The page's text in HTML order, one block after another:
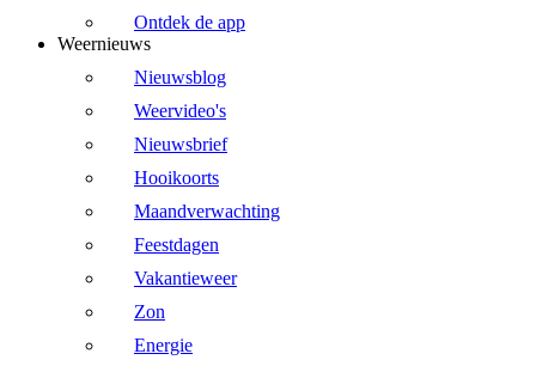
Ontdek de app
Weernieuws
Nieuwsblog
Weervideo's
Nieuwsbrief
Hooikoorts
Maandverwachting
Feestdagen
Vakantieweer
Zon
Energie